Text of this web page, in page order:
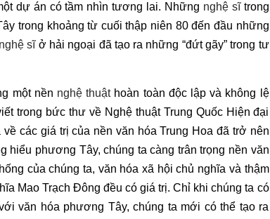
dự án có tầm nhìn tương lai. Những nghệ sĩtrong
trong khoảng từ cuối thập niên 80 đến đầu những
nghệ sĩở hải ngoại đã tạo ra những “đứt gãy” trong tư
một nền nghệ thuậthoàn toàn độc lập và không lệ
trong bức thư về Nghệ thuật Trung Quốc Hiện đại
các giá trị của nền văn hóa Trung Hoa đã trở nên
hiểu phương Tây, chúng ta càng trân trọng nền văn
của chúng ta, văn hóa xã hội chủ nghĩa và thậm
Mao Trạch Đông đều có giá trị. Chỉ khi chúng ta có
văn hóa phương Tây, chúng ta mới có thể tạo ra